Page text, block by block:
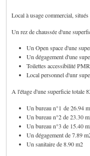
Local à usage commercial,
Un rez de chaussée d'une
Un Open space d'une
Un dégagement d'une
Toilettes accessibilité
Local personnel d'unr
A l'étage d'une superficie totale
Un bureau n°1 de 26.94
Un bureau n°2 de 23.30
Un bureau n°3 de 15.40
Un dégagement de 7.89
Un sanitaire de 8.90 m2